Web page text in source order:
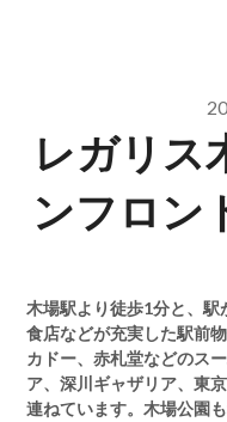
レガリス
ンフロン
木場駅より徒歩1分と、
食店などが充実した駅前
カドー、赤札堂などのス
ア、深川ギャザリア、東
連ねています。木場公園